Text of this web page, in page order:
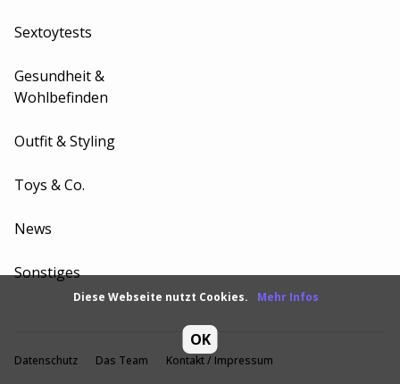
Sextoytests
Gesundheit &
Wohlbefinden
Outfit & Styling
Toys & Co.
News
Sonstiges
Datenschutz Das Team Kontakt / Impressum
Diese Webseite nutzt Cookies. Mehr Infos
OK